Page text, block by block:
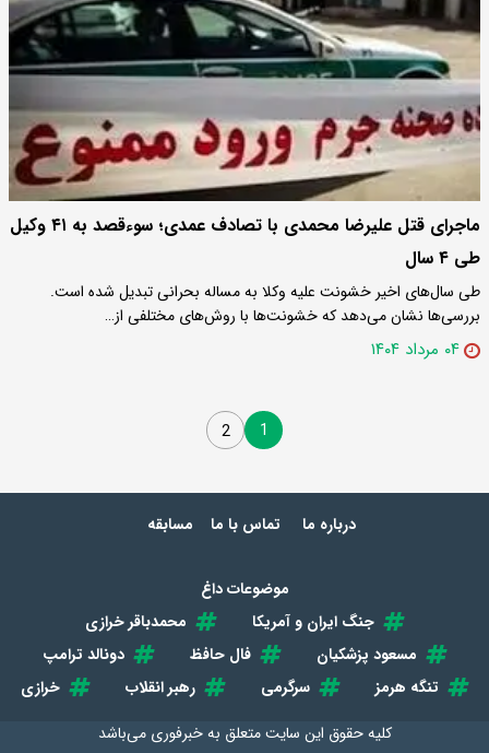
ماجرای قتل علیرضا محمدی با تصادف عمدی؛ سوءقصد به ۴۱ وکیل
طی ۴ سال
طی سال‌های اخیر خشونت علیه وکلا به مساله بحرانی تبدیل شده است.
بررسی‌ها نشان می‌دهد که خشونت‌ها با روش‌های مختلفی از…
۰۴ مرداد ۱۴۰۴
1
2
درباره ما تماس با ما مسابقه
موضوعات داغ
جنگ ایران و آمریکا
محمدباقر خرازی
مسعود پزشکیان
فال حافظ
دونالد ترامپ
تنگه هرمز
سرگرمی رهبر انقلاب
خرازی
کلیه حقوق این سایت متعلق بهخبرفوری می‌باشد